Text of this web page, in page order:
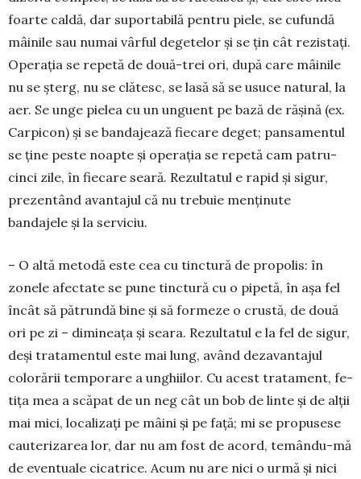
foarte caldă, dar supor­tabilă pentru piele, se cufundă
mâi­nile sau numai vârful degete­lor și se țin cât rezis­tați.
Operația se repetă de două-trei ori, după care mâinile
nu se șterg, nu se clătesc, se lasă să se usuce natural, la
aer. Se unge pielea cu un un­guent pe bază de rășină (ex.
Car­picon) și se banda­jează fiecare deget; pansamentul
se ține peste noapte și operația se repetă cam patru-
cinci zile, în fiecare seară. Rezultatul e rapid și sigur,
pre­zen­tând avantajul că nu trebuie men­ținute
bandajele și la serviciu.
– O altă metodă este cea cu tinctură de propolis: în
zonele afectate se pune tinctură cu o pipetă, în așa fel
încât să pătrundă bine și să formeze o crustă, de două
ori pe zi – dimineața și seara. Rezultatul e la fel de sigur,
deși tratamentul este mai lung, având dezavantajul
colorării temporare a unghiilor. Cu acest tratament, fe­
tița mea a scăpat de un neg cât un bob de linte și de alții
mai mici, localizați pe mâini și pe față; mi se propusese
cauterizarea lor, dar nu am fost de acord, temându-mă
de eventuale cicatrice. Acum nu are nici o urmă și nici